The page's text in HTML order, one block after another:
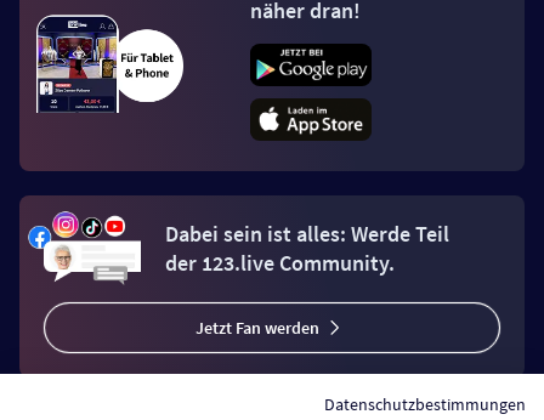
näher dran!
Dabei sein ist alles: Werde Teil
der 123.live Community.
Jetzt Fan werden
Datenschutzbestimmungen